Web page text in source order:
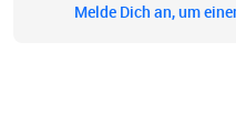
Melde Dich an, um